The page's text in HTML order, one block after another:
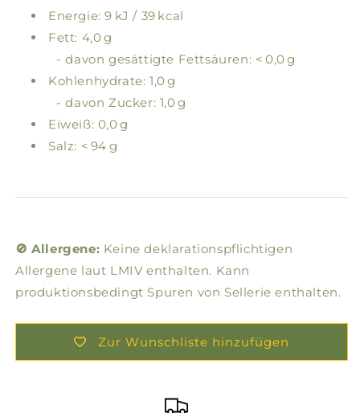
Energie: 9 kJ / 39 kcal
Fett: 4,0 g
- davon gesättigte Fettsäuren: < 0,0 g
Kohlenhydrate: 1,0 g
- davon Zucker: 1,0 g
Eiweiß: 0,0 g
Salz: < 94 g
🚫 Allergene: Keine deklarationspflichtigen
Allergene laut LMIV enthalten. Kann
produktionsbedingt Spuren von Sellerie enthalten.
Zur Wunschliste hinzufügen